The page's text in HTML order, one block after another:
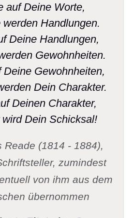
auf Deine Worte,
werden Handlungen.
Deine Handlungen,
Gewohnheiten.
Deine Gewohnheiten,
Dein Charakter.
Deinen Charakter,
Dein Schicksal!
Reade (1814 - 1884),
zumindest
von ihm aus dem
übernommen